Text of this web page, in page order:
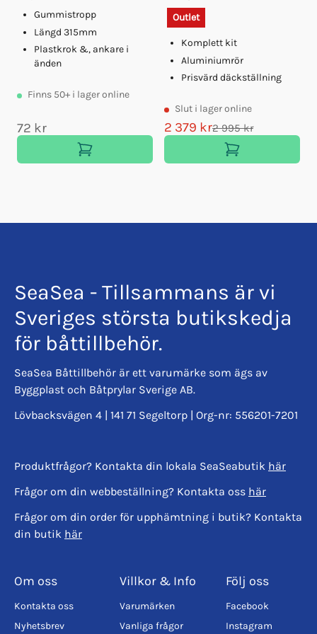
Gummistropp
Längd 315mm
Plastkrok &, ankare i
änden
Finns 50+ i lager online
72 kr
Outlet
Komplett kit
Aluminiumrör
Prisvärd däckställning
Slut i lager online
2 379 kr2 995 kr
SeaSea - Tillsammans är vi
Sveriges största butikskedja
för båttillbehör.
SeaSea Båttillbehör är ett varumärke som ägs av
Byggplast och Båtprylar Sverige AB.
Lövbacksvägen 4 | 141 71 Segeltorp | Org-nr: 556201-7201
Produktfrågor? Kontakta din lokala SeaSeabutik här
Frågor om din webbeställning? Kontakta oss här
Frågor om din order för upphämtning i butik? Kontakta
din butik här
Om oss
Kontakta oss
Nyhetsbrev
Villkor & Info
Varumärken
Vanliga frågor
Följ oss
Facebook
Instagram